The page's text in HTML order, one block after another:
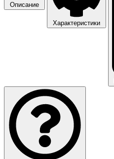
Описание
Характеристики